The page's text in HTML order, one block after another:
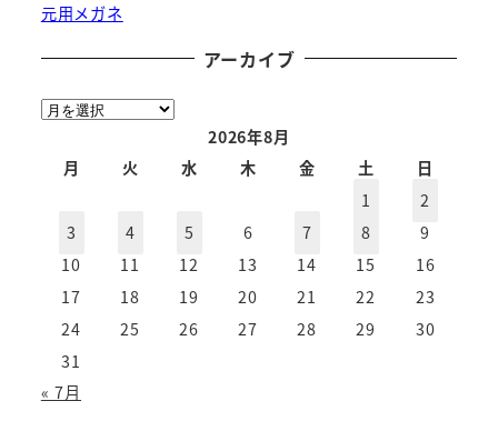
元用メガネ
アーカイブ
ア
2026年8月
月
火 水 木 金 土
日
1
2
3
4 5 6 7 8
9
10
11 12 13 14 15
16
17
18 19 20 21 22
23
24
25 26 27 28 29
30
31
« 7月